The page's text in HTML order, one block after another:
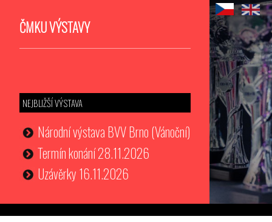
ČMKU VÝSTAVY
NEJBLIŽŠÍ VÝSTAVA
Národní výstava BVV Brno (Vánoční)
Termín konání 28.11.2026
Uzávěrky 16.11.2026